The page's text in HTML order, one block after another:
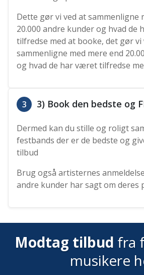
Dette gør vi ved at sammenligne
20.000 andre kunder og hvad de
tilfredse med at booke, det gør vi
sammenligne med mere end
og hvad de har været tilfredse
3 3) Book den bedste og
Dermed kan du stille og roligt
festbands der er de bedste og
tilbud
Brug også artisternes
andre kunder har sagt om
Modtag tilbud fra
musikere